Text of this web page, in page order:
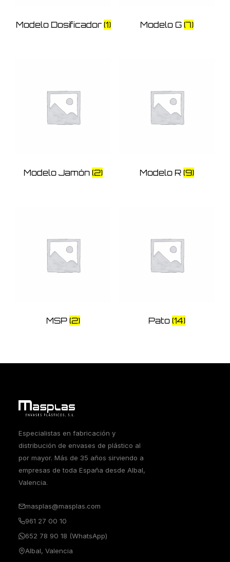
Modelo Dosificador (1) Modelo G (7)
Modelo Jamón(2) Modelo R (9)
MSP(2) Pato (14)
Especialistas en fabricación y
distribución de envases de plástico al
por mayor. Más de 35 años sirviendo a
empresas de toda España desde Albal,
Valencia.
masplas@masplas.com
961 27 00 10
652 78 90 18 (WhatsApp)
Albal, Valencia